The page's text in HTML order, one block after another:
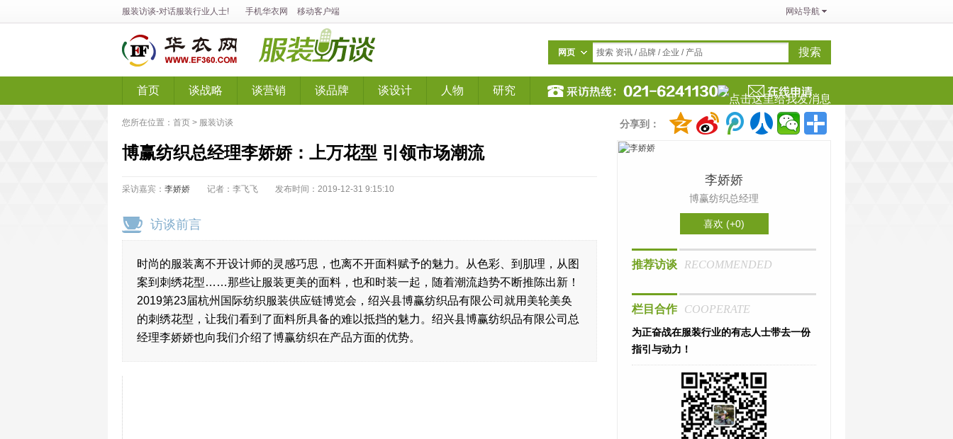
服装访谈-对话服装行业人士! 手机华衣网 移动客户端 网站导航
网页 搜索 资讯 / 品牌 / 企业 / 产品 搜索
首页 谈战略 谈营销 谈品牌 谈设计 人物 研究
分享到：
您所在位置： 首页 > 服装访谈
博赢纺织总经理李娇娇：上万花型 引领市场潮流
采访嘉宾： 李娇娇 记者：李飞飞 发布时间：2019-12-31 9:15:10
访谈前言
时尚的服装离不开设计师的灵感巧思，也离不开面料赋予的魅力。从色彩、到肌理，从图
案到刺绣花型……那些让服装更美的面料，也和时装一起，随着潮流趋势不断推陈出新！
2019第23届杭州国际纺织服装供应链博览会，绍兴县博赢纺织品有限公司就用美轮美奂
的刺绣花型，让我们看到了面料所具备的难以抵挡的魅力。绍兴县博赢纺织品有限公司总
经理李娇娇也向我们介绍了博赢纺织在产品方面的优势。
李娇娇
博赢纺织总经理
喜欢 (+0)
推荐访谈 RECOMMENDED
栏目合作 COOPERATE
为正奋战在服装行业的有志人士带去一份
指引与动力！